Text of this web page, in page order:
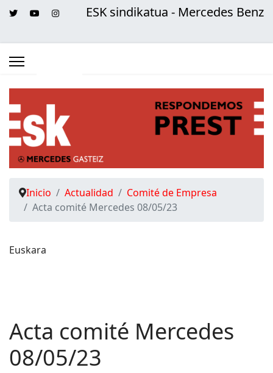
ESK sindikatua - Mercedes Benz
Inicio Actualidad
Comité de Empresa
Acta comité Mercedes 08/05/23
Euskara
Acta comité Mercedes
08/05/23